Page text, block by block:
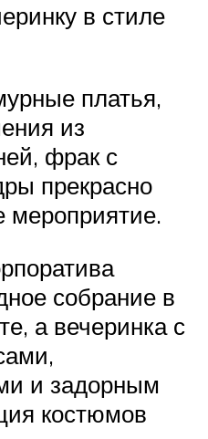
в стиле
платья,
из
фрак с
прекрасно
мероприятие.
собрание в
а вечеринка с
и задорным
костюмов